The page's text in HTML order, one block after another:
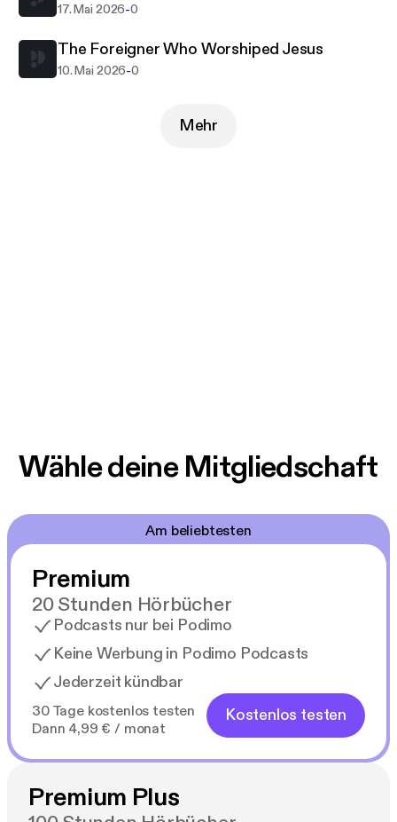
17. Mai 2026-0
The Foreigner Who Worshiped Jesus
10. Mai 2026-0
Mehr
Wähle deine Mitgliedschaft
Am beliebtesten
Premium
20 Stunden Hörbücher
Podcasts nur bei Podimo
Keine Werbung in Podimo Podcasts
Jederzeit kündbar
30 Tage kostenlos testen
Dann 4,99 € / monat
Kostenlos testen
Premium Plus